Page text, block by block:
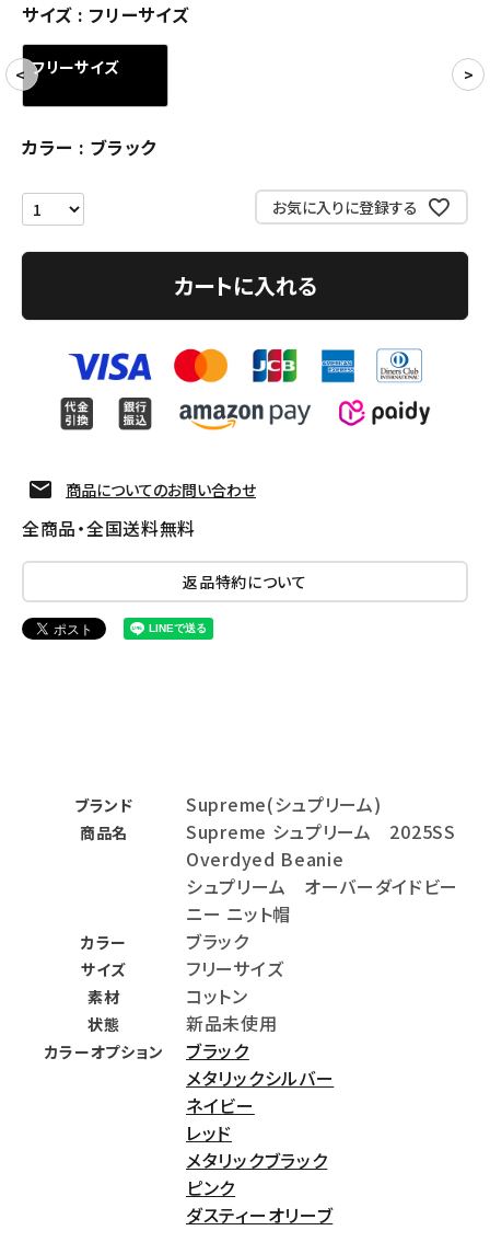
CONTENTS
ACCOUNT MENU
meeting_room 会員登録
サイズ フリーサイズ
フリーサイズ
カラー ブラック
お気に入りに登録する
カートに入れる
商品についてのお問い合わせ
全商品・全国送料無料
返品特約について
ブランド Supreme(シュプリーム)
商品名
Supreme シュプリーム 2025SS
Overdyed Beanie
シュプリーム オーバーダイドビー
ニー ニット帽
カラー ブラック
サイズ フリーサイズ
素材 コットン
状態 新品未使用
カラーオプション
ブラック
メタリックシルバー
ネイビー
レッド
メタリックブラック
ピンク
ダスティーオリーブ